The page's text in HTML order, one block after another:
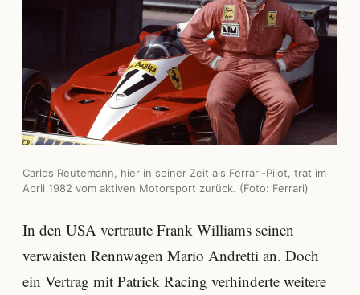
Carlos Reutemann, hier in seiner Zeit als Ferrari-Pilot, trat im
April 1982 vom aktiven Motorsport zurück. (Foto: Ferrari)
In den USA vertraute Frank Williams seinen
verwaisten Rennwagen Mario Andretti an. Doch
ein Vertrag mit Patrick Racing verhinderte weitere